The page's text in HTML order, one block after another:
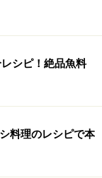
シピ！絶品魚料
料理のレシピで本